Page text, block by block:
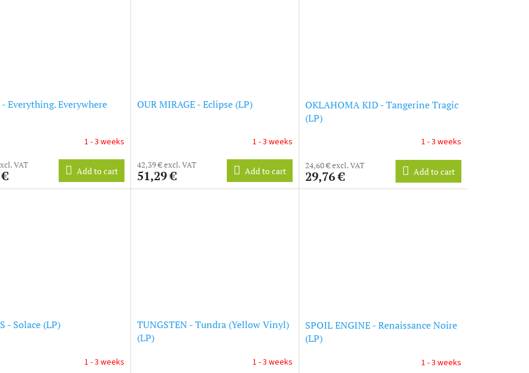
- Everything. Everywhere
1 - 3 weeks
VAT
Add to cart
OUR MIRAGE - Eclipse (LP)
1 - 3 weeks
42,39 € excl. VAT
51,29 € Add to cart
OKLAHOMA KID - Tangerine Tragic
(LP)
1 - 3 weeks
24,60 € excl. VAT
29,76 € Add to cart
- Solace (LP)
1 - 3 weeks
TUNGSTEN - Tundra (Yellow Vinyl)
(LP)
1 - 3 weeks
SPOIL ENGINE - Renaissance Noire
(LP)
1 - 3 weeks